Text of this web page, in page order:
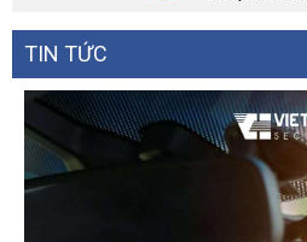
TIN TỨC